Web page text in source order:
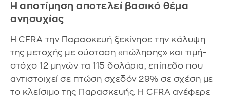
Η αποτίμηση αποτελεί βασικό θέμα
ανησυχίας
Η CFRA την Παρασκευή ξεκίνησε την κάλυψη
της μετοχής με σύσταση «πώλησης» και τιμή-
στόχο 12 μηνών τα 115 δολάρια, επίπεδο που
αντιστοιχεί σε πτώση σχεδόν 29% σε σχέση με
το κλείσιμο της Παρασκευής. Η CFRA ανέφερε